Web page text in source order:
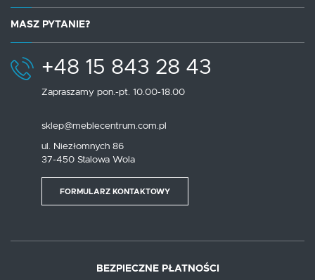
MASZ PYTANIE?
+48 15 843 28 43
Zapraszamy pon.-pt. 10.00-18.00
sklep@meblecentrum.com.pl
ul. Niezłomnych 86
37-450 Stalowa Wola
FORMULARZ KONTAKTOWY
BEZPIECZNE PŁATNOŚCI